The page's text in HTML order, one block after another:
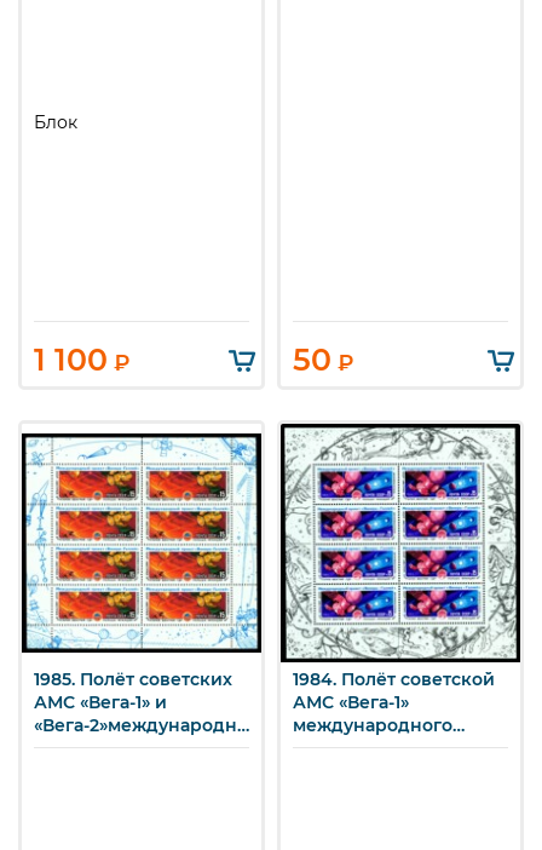
Блок
1 100 ₽ 50 ₽
1985. Полёт советских
АМС «Вега-1» и
«Вега-2»международного
проекта «Венера –
1984. Полёт советской
АМС «Вега-1»
международного
проекта «Венера –